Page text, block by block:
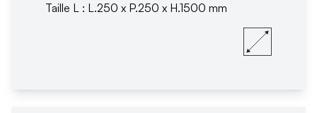
Taille L : L.250 x P.250 x H.1500 mm